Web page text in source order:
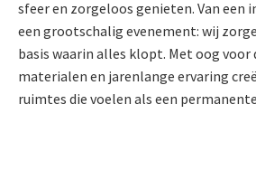
sfeer en zorgeloos genieten. Van
een grootschalig evenement: wij
basis waarin alles klopt. Met oog
materialen en jarenlange ervaring
ruimtes die voelen als een